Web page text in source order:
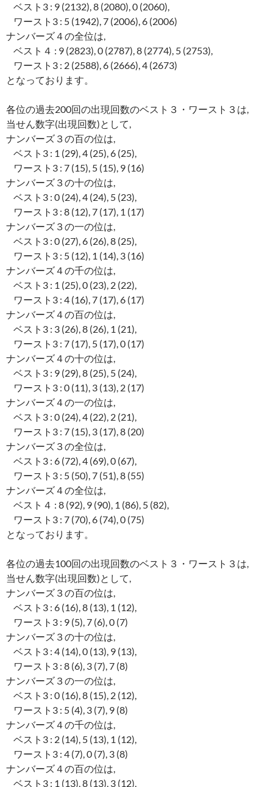
ベスト3 : 9 (2132), 8 (2080), 0 (2060),
ワースト3 : 5 (1942), 7 (2006), 6 (2006)
ナンバーズ４の全位は,
ベスト４ : 9 (2823), 0 (2787), 8 (2774), 5 (2753),
ワースト3 : 2 (2588), 6 (2666), 4 (2673)
となっております。
各位の過去200回の出現回数のベスト３・ワースト３は,
当せん数字(出現回数)として,
ナンバーズ３の百の位は,
ベスト3 : 1 (29), 4 (25), 6 (25),
ワースト3 : 7 (15), 5 (15), 9 (16)
ナンバーズ３の十の位は,
ベスト3 : 0 (24), 4 (24), 5 (23),
ワースト3 : 8 (12), 7 (17), 1 (17)
ナンバーズ３の一の位は,
ベスト3 : 0 (27), 6 (26), 8 (25),
ワースト3 : 5 (12), 1 (14), 3 (16)
ナンバーズ４の千の位は,
ベスト3 : 1 (25), 0 (23), 2 (22),
ワースト3 : 4 (16), 7 (17), 6 (17)
ナンバーズ４の百の位は,
ベスト3 : 3 (26), 8 (26), 1 (21),
ワースト3 : 7 (17), 5 (17), 0 (17)
ナンバーズ４の十の位は,
ベスト3 : 9 (29), 8 (25), 5 (24),
ワースト3 : 0 (11), 3 (13), 2 (17)
ナンバーズ４の一の位は,
ベスト3 : 0 (24), 4 (22), 2 (21),
ワースト3 : 7 (15), 3 (17), 8 (20)
ナンバーズ３の全位は,
ベスト3 : 6 (72), 4 (69), 0 (67),
ワースト3 : 5 (50), 7 (51), 8 (55)
ナンバーズ４の全位は,
ベスト４ : 8 (92), 9 (90), 1 (86), 5 (82),
ワースト3 : 7 (70), 6 (74), 0 (75)
となっております。
各位の過去100回の出現回数のベスト３・ワースト３は,
当せん数字(出現回数)として,
ナンバーズ３の百の位は,
ベスト3 : 6 (16), 8 (13), 1 (12),
ワースト3 : 9 (5), 7 (6), 0 (7)
ナンバーズ３の十の位は,
ベスト3 : 4 (14), 0 (13), 9 (13),
ワースト3 : 8 (6), 3 (7), 7 (8)
ナンバーズ３の一の位は,
ベスト3 : 0 (16), 8 (15), 2 (12),
ワースト3 : 5 (4), 3 (7), 9 (8)
ナンバーズ４の千の位は,
ベスト3 : 2 (14), 5 (13), 1 (12),
ワースト3 : 4 (7), 0 (7), 3 (8)
ナンバーズ４の百の位は,
ベスト3 : 1 (13), 8 (13), 3 (12),